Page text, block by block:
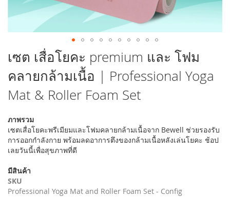
ข้าม
ไป
ที่
ส่วน
เริ่ม
ต้น
แกล
เลอ
รี
รูปภาพ
เซต เสื่อโยคะ premium และ โฟม
คลายกล้ามเนื้อ | Professional Yoga
Mat & Roller Foam Set
ภาพรวม
เซตเสื่อโยคะพรีเมียมและโฟมคลายกล้ามเนื้อจาก Bewell ช่วยรองรับ
การออกกำลังกาย พร้อมลดอาการตึงของกล้ามเนื้อหลังเล่นโยคะ ช้อป
เลยวันนี้เพื่อสุขภาพที่ดี
มีสินค้า
SKU
Professional Yoga Mat and Roller Foam Set - Config